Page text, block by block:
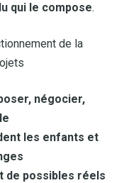
qui le compose.
de la
négocier,
les enfants et
de possibles réels